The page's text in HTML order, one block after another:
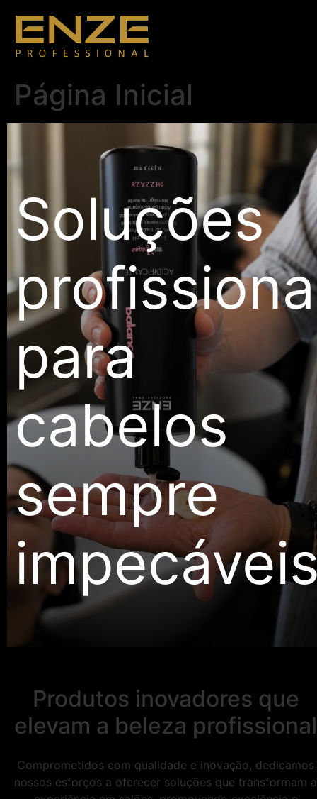
Página Inicial
Soluções
para
cabelos
sempre
Produtos inovadores que
elevam a beleza profissional
Comprometidos com qualidade e inovação, dedicamos
nossos esforços a oferecer soluções que transformam a